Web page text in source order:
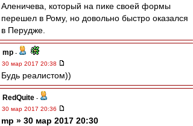
Аленичева, который на пике своей формы
перешел в Рому, но довольно быстро оказался
в Перудже.
mp -
30 мар 2017 20:38
Будь реалистом))
RedQuite -
30 мар 2017 20:36
mp » 30 мар 2017 20:30